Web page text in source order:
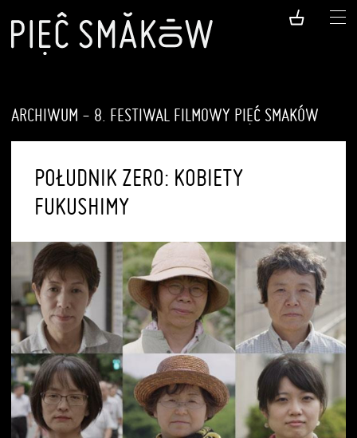
ARCHIWUM - 8. FESTIWAL FILMOWY PIĘĆ SMAKÓW
POŁUDNIK ZERO: KOBIETY
FUKUSHIMY